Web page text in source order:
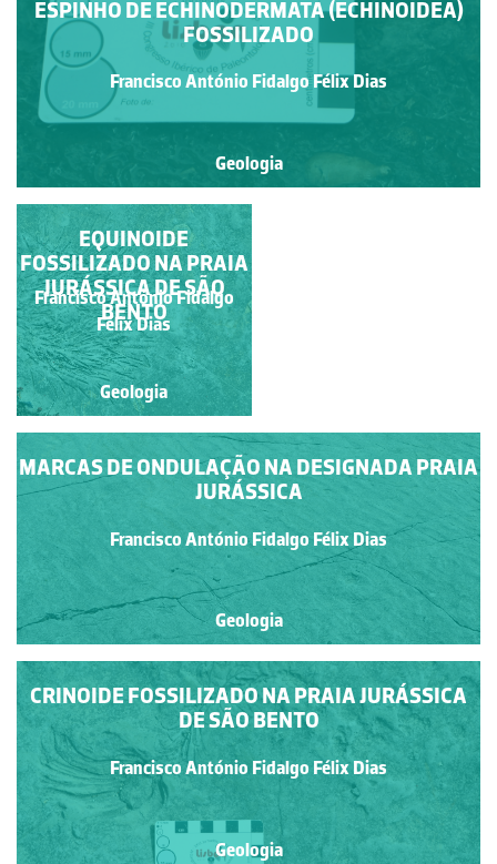
ESPINHO DE ECHINODERMATA (ECHINOIDEA)
FOSSILIZADO
Francisco António Fidalgo Félix Dias
Geologia
ANFITEATRO
NATURAL DA FÓRNEA
Francisco António Fidalgo
Félix Dias
Geologia
MARCAS DE ONDULAÇÃO NA DESIGNADA PRAIA
JURÁSSICA
Francisco António Fidalgo Félix Dias
Geologia
CRINOIDE FOSSILIZADO NA PRAIA JURÁSSICA
DE SÃO BENTO
Francisco António Fidalgo Félix Dias
Geologia
EQUINOIDE
FOSSILIZADO NA PRAIA
JURÁSSICA DE SÃO
BENTO
Francisco António Fidalgo
Félix Dias
Geologia